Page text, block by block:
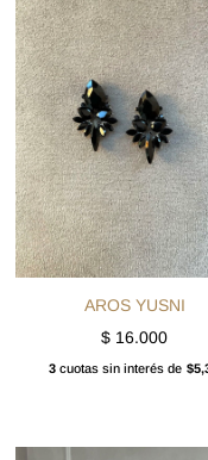
AROS YUSNI
$ 16.000
3cuotas sin interés de